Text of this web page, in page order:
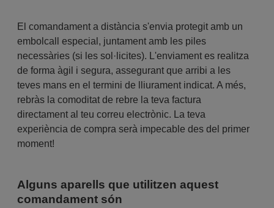
El comandament a distància s'envia protegit amb un
embolcall especial, juntament amb les piles
necessàries (si les sol·licites). L'enviament es realitza
de forma àgil i segura, assegurant que arribi a les
teves mans en el termini de lliurament indicat. A més,
rebràs la comoditat de rebre la teva factura
directament al teu correu electrònic. La teva
experiència de compra serà impecable des del primer
moment!
Alguns aparells que utilitzen aquest
comandament són